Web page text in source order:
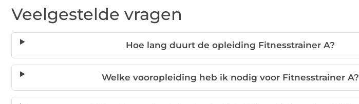
Veelgestelde vragen
Hoe lang duurt de opleiding Fitnesstrainer A?
Welke vooropleiding heb ik nodig voor Fitnesstrainer A?